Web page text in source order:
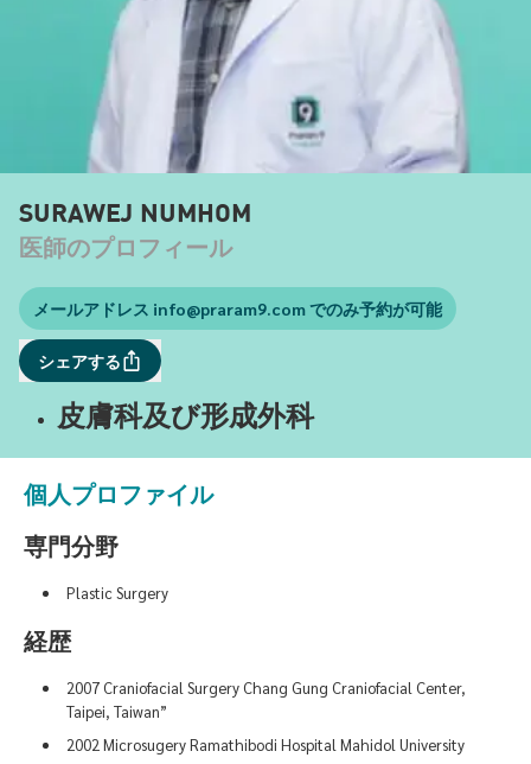
SURAWEJ NUMHOM
医師のプロフィール
メールアドレス info@praram9.comでのみ予約が可能
シェアする
皮膚科及び形成外科
個人プロファイル
専門分野
Plastic Surgery
経歴
2007 Craniofacial Surgery Chang Gung Craniofacial Center,
Taipei, Taiwan”
2002 Microsugery Ramathibodi Hospital Mahidol University